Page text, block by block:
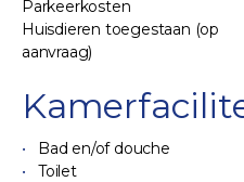
Parkeerkosten
Huisdieren toegestaan (op
aanvraag)
Bad en/of douche
Toilet